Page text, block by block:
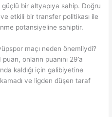
bir altyapıya sahip. Doğru
etkili bir transfer politikası ile
potansiyeline sahiptir.
maçı neden önemliydi?
onların puanını 29’a
kaldığı için galibiyetine
ve ligden düşen taraf